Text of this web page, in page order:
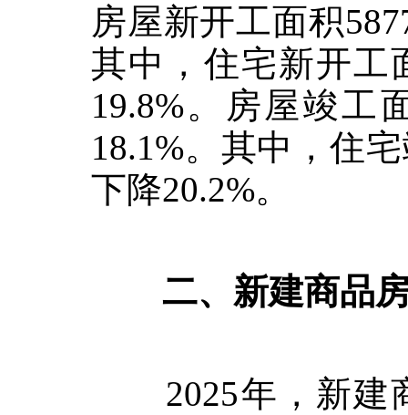
房屋新开工面积
其中，住宅新开工
19.8%。房屋竣工
18.1%。其中，住
下降20.2%。
二、新建商品房
2025年，新建